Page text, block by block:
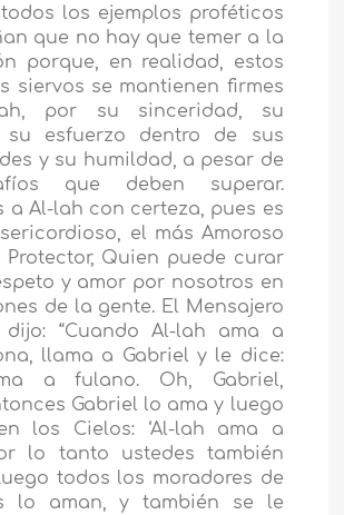
los ejemplos proféticos
que no hay que temer a la
porque, en realidad, estos
siervos se mantienen firmes
por su sinceridad, su
su esfuerzo dentro de sus
y su humildad, a pesar de
que deben superar.
a Al-lah con certeza, pues es
el más Amoroso
Quien puede curar
y amor por nosotros en
de la gente. El Mensajero
“Cuando Al-lah ama a
llama a Gabriel y le dice:
a fulano. Oh, Gabriel,
Gabriel lo ama y luego
los Cielos: ‘Al-lah ama a
lo tanto ustedes también
todos los moradores de
lo aman, y también se le